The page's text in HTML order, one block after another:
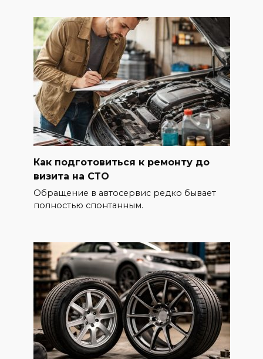
Как подготовиться к ремонту до
визита на СТО
Обращение в автосервис редко бывает
полностью спонтанным.